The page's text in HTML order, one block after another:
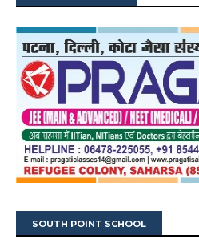
SOUTH POINT SCHOOL